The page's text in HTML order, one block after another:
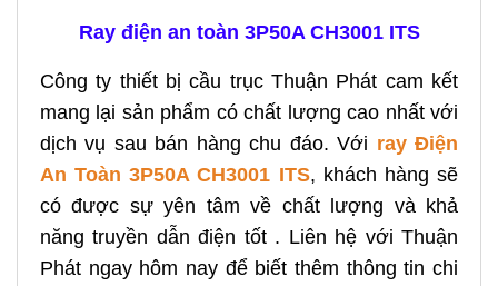
Ray điện an toàn 3P50A CH3001 ITS
Công ty thiết bị cầu trục Thuận Phát cam kết
mang lại sản phẩm có chất lượng cao nhất với
dịch vụ sau bán hàng chu đáo. Với ray Điện
An Toàn 3P50A CH3001 ITS, khách hàng sẽ
có được sự yên tâm về chất lượng và khả
năng truyền dẫn điện tốt . Liên hệ với Thuận
Phát ngay hôm nay để biết thêm thông tin chi